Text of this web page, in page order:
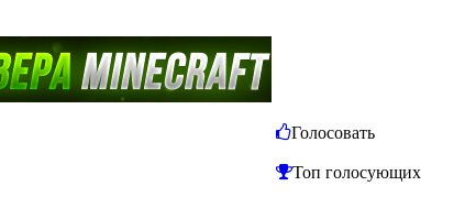
Голосовать
Топ голосующих